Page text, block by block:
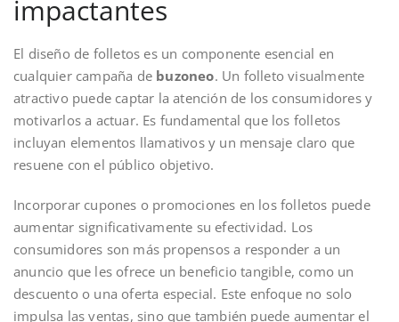
impactantes
El diseño de folletos es un componente esencial en
cualquier campaña de buzoneo. Un folleto visualmente
atractivo puede captar la atención de los consumidores y
motivarlos a actuar. Es fundamental que los folletos
incluyan elementos llamativos y un mensaje claro que
resuene con el público objetivo.
Incorporar cupones o promociones en los folletos puede
aumentar significativamente su efectividad. Los
consumidores son más propensos a responder a un
anuncio que les ofrece un beneficio tangible, como un
descuento o una oferta especial. Este enfoque no solo
impulsa las ventas, sino que también puede aumentar el